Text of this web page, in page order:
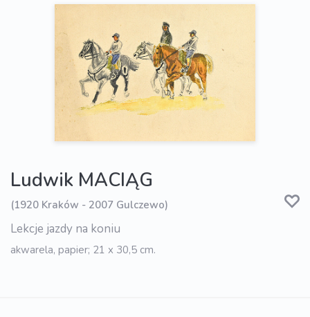
Ludwik MACIĄG
(1920 Kraków - 2007 Gulczewo)
Lekcje jazdy na koniu
akwarela, papier; 21 x 30,5 cm.